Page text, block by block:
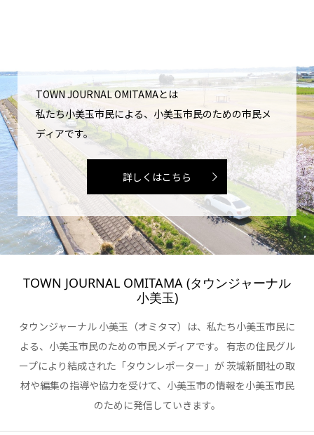
TOWN JOURNAL OMITAMAとは
私たち小美玉市民による、小美玉市民のための市民メ
ディアです。
詳しくはこちら
TOWN JOURNAL OMITAMA (タウンジャーナル
小美玉)
タウンジャーナル 小美玉（オミタマ）は、私たち小美玉市民に
よる、小美玉市民のための市民メディアです。 有志の住民グル
ープにより結成された「タウンレポーター」が 茨城新聞社の取
材や編集の指導や協力を受けて、小美玉市の情報を小美玉市民
のために発信していきます。